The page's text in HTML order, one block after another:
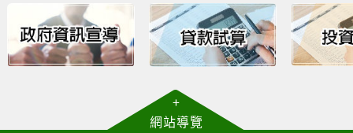
+
網站導覽